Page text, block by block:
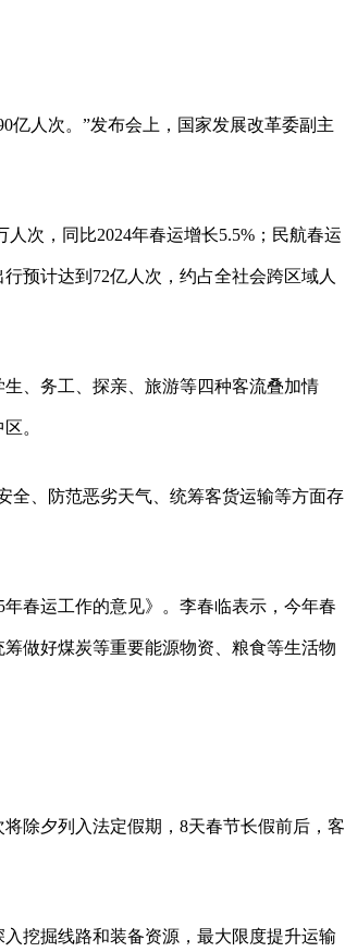
亿人次。”发布会上，国家发展改革委副主
次，同比2024年春运增长5.5%；民航春运
预计达到72亿人次，约占全社会跨区域人
、务工、探亲、旅游等四种客流叠加情
。
全、防范恶劣天气、统筹客货运输等方面存
春运工作的意见》。李春临表示，今年春
做好煤炭等重要能源物资、粮食等生活物
除夕列入法定假期，8天春节长假前后，客
挖掘线路和装备资源，最大限度提升运输